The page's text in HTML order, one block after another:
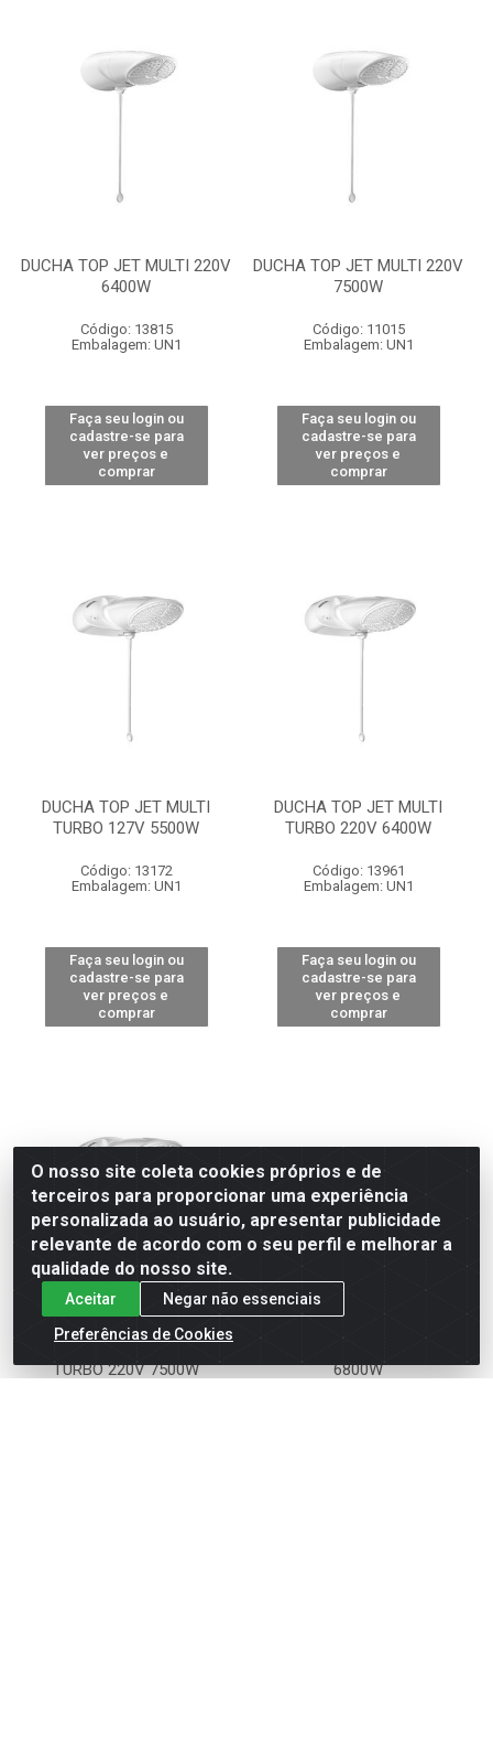
DUCHA TOP JET MULTI 220V
6400W
Código: 13815
Embalagem: UN1
Faça seu login ou
cadastre-se para
ver preços e
comprar
DUCHA TOP JET MULTI 220V
7500W
Código: 11015
Embalagem: UN1
Faça seu login ou
cadastre-se para
ver preços e
comprar
DUCHA TOP JET MULTI
TURBO 127V 5500W
Código: 13172
Embalagem: UN1
Faça seu login ou
cadastre-se para
ver preços e
comprar
DUCHA TOP JET MULTI
TURBO 220V 6400W
Código: 13961
Embalagem: UN1
Faça seu login ou
cadastre-se para
ver preços e
comprar
DUCHA TOP JET MULTI
TURBO 220V 7500W
6800W
O nosso site coleta cookies próprios e de
terceiros para proporcionar uma experiência
personalizada ao usuário, apresentar publicidade
relevante de acordo com o seu perfil e melhorar a
qualidade do nosso site.
Aceitar
Negar não essenciais
Preferências de Cookies